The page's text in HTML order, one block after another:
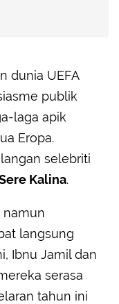
dunia UEFA
publik
laga apik
Eropa.
selebriti
Kalina.
namun
langsung
Ibnu Jamil dan
serasa
tahun ini